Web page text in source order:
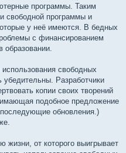
программы. Таким
свободной программы и
у неё имеются. В бедных
с финансированием
образовании.
свободных
Разработчики
копии своих творений
подобное предложение
обновления.)
жизни, от которого выигрывает